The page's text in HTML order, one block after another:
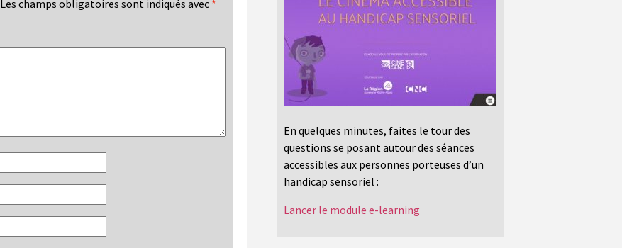
Les champs obligatoires sont indiqués avec *
En quelques minutes, faites le tour des
questions se posant autour des séances
accessibles aux personnes porteuses d’un
handicap sensoriel :
Lancer le module e-learning